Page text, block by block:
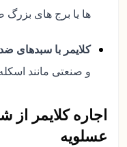
ها یا برج های بزرگ
کلایمر با سبدهای
و صنعتی مانند
اجاره کلایمر
عسلویه